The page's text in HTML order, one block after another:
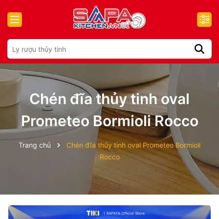
Chén đĩa thủy tinh oval
Prometeo Bormioli Rocco
Trang chủ
Chén đĩa thủy tinh oval Prometeo Bormioli
Rocco